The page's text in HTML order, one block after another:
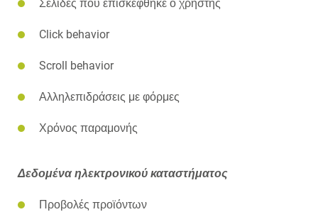
Σελίδες που επισκέφθηκε ο χρήστης
Click behavior
Scroll behavior
Αλληλεπιδράσεις με φόρμες
Χρόνος παραμονής
Δεδομένα ηλεκτρονικού καταστήματος
Προβολές προϊόντων